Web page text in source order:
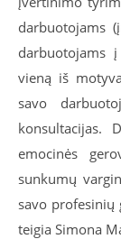
darbuotojams
darbuotojams
vieną iš
savo
konsultacijas.
emocinės
sunkumų
savo profesinių
teigia Simona